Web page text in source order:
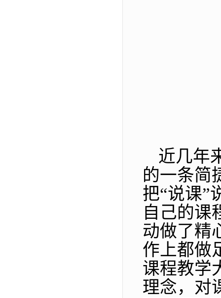
近几年
的一条简
把“说课”
自己的课
动做了精
作上都做
课程教学
理念，对